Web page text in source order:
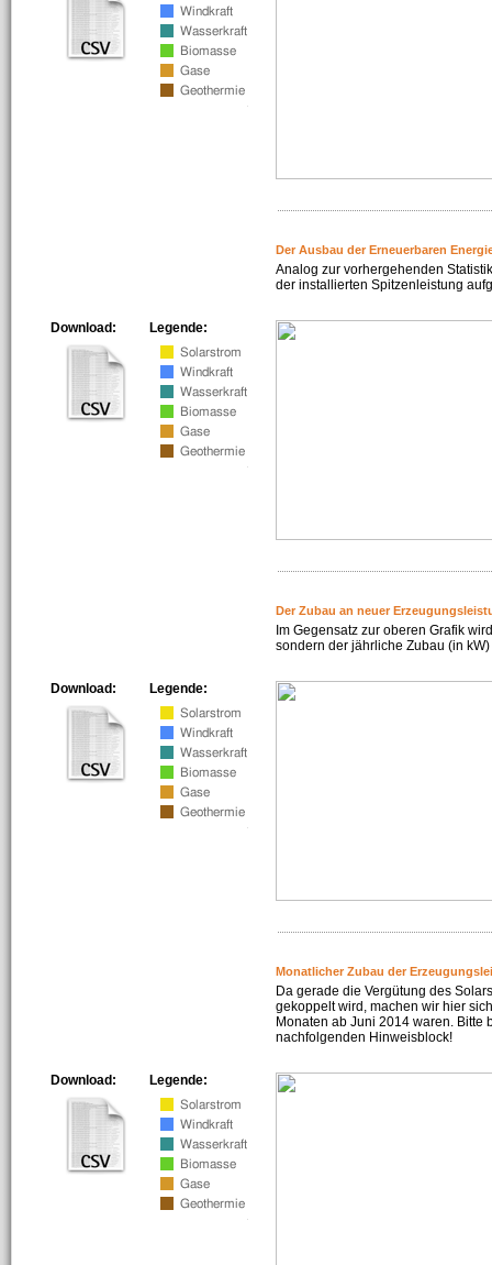
Der Ausbau der Erneuerbaren
Analog zur vorhergehenden
der installierten Spitzenleistung
Legende:
Download:
Der Zubau an neuer
Im Gegensatz zur oberen Grafik
sondern der jährliche Zubau (in
Legende:
Download:
Monatlicher Zubau der
Da gerade die Vergütung des
gekoppelt wird, machen wir hier
Monaten ab Juni 2014 waren. Bitte
nachfolgenden Hinweisblock!
Legende:
Download: